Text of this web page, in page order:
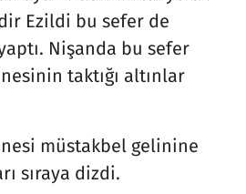
Ezildi bu sefer de
Nişanda bu sefer
taktığı altınlar
müstakbel gelinine
sıraya dizdi.